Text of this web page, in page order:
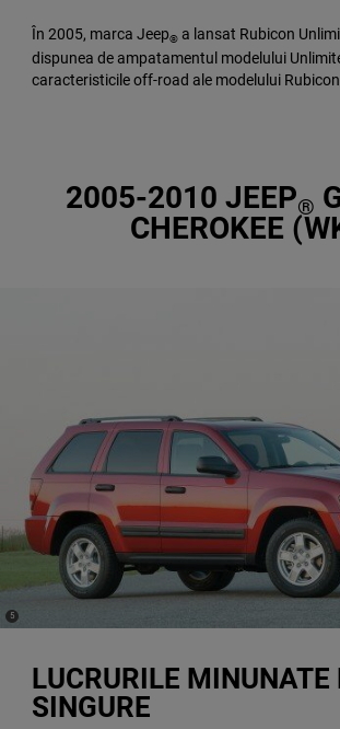
În 2005, marca Jeep® a lansat Rubicon
dispunea de ampatamentul modelului
caracteristicile off-road ale modelului
2005-2010 JEEP®
CHEROKEE
LUCRURILE MINUNATE
SINGURE
(
Disclosure
5)